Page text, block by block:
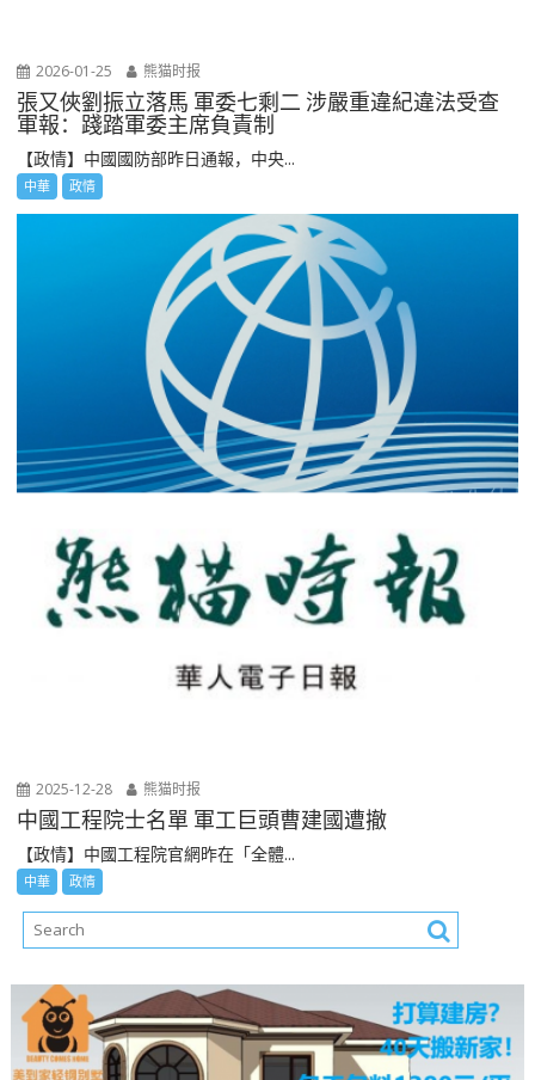
2026-01-25 熊猫时报
張又俠劉振立落馬 軍委七剩二 涉嚴重違紀違法受查
軍報：踐踏軍委主席負責制
【政情】中國國防部昨日通報，中央...
中華 政情
2025-12-28 熊猫时报
中國工程院士名單 軍工巨頭曹建國遭撤
【政情】中國工程院官網昨在「全體...
中華 政情